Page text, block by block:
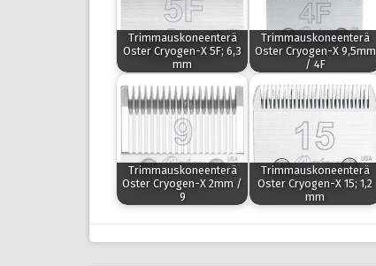
Trimmauskoneenterä
Oster Cryogen-X 5F; 6,3
mm
Trimmauskoneenterä
Oster Cryogen-X 9,5mm
/ 4F
Trimmauskoneenterä
Oster Cryogen-X 2mm /
9
Trimmauskoneenterä
Oster Cryogen-X 15; 1,2
mm